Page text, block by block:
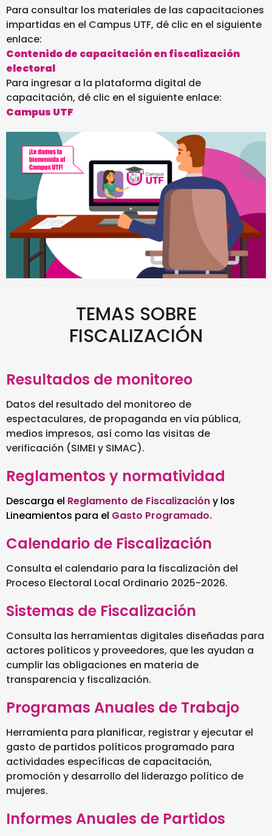
Para consultar los materiales de las capacitaciones
impartidas en el Campus UTF, dé clic en el siguiente
enlace:
Contenido de capacitación en fiscalización
electoral
Para ingresar a la plataforma digital de
capacitación, dé clic en el siguiente enlace:
Campus UTF
TEMAS SOBRE
FISCALIZACIÓN
Resultados de monitoreo
Datos del resultado del monitoreo de
espectaculares, de propaganda en vía pública,
medios impresos, así como las visitas de
verificación (SIMEI y SIMAC).
Reglamentos y normatividad
Descarga el Reglamento de Fiscalizacióny los
Lineamientos para el Gasto Programado.
Calendario de Fiscalización
Consulta el calendario para la fiscalización del
Proceso Electoral Local Ordinario 2025-2026.
Sistemas de Fiscalización
Consulta las herramientas digitales diseñadas para
actores políticos y proveedores, que les ayudan a
cumplir las obligaciones en materia de
transparencia y fiscalización.
Programas Anuales de Trabajo
Herramienta para planificar, registrar y ejecutar el
gasto de partidos políticos programado para
actividades específicas de capacitación,
promoción y desarrollo del liderazgo político de
mujeres.
Informes Anuales de Partidos